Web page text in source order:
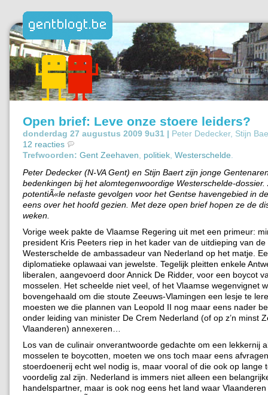
Open brief: Leve onze stoere leiders?
donderdag 27 augustus 2009 9u31 | Peter Dedecker, Stijn
12 reacties
Trefwoorden: Gent Zeehaven politiek Westerschelde
Peter Dedecker (N-VA Gent) en Stijn Baert zijn jonge
bedenkingen bij het alomtegenwoordige Westerschelde-
potentiÃ«le nefaste gevolgen voor het Gentse havengebied in
eens over het hoofd gezien. Met deze open brief hopen ze de
weken.
Vorige week pakte de Vlaamse Regering uit met een primeur:
president Kris Peeters riep in het kader van de uitdieping van de
Westerschelde de ambassadeur van Nederland op het matje.
diplomatieke oplawaai van jewelste. Tegelijk pleitten enkele
liberalen, aangevoerd door Annick De Ridder, voor een boycot
mosselen. Het scheelde niet veel, of het Vlaamse wegenvignet
bovengehaald om die stoute Zeeuws-Vlamingen een lesje te
moesten we die plannen van Leopold II nog maar eens nader
onder leiding van minister De Crem Nederland (of op z’n minst
Vlaanderen) annexeren…
Los van de culinair onverantwoorde gedachte om een lekkernij
mosselen te boycotten, moeten we ons toch maar eens
stoerdoenerij echt wel nodig is, maar vooral of die ook op lange
voordelig zal zijn. Nederland is immers niet alleen een
handelspartner, maar is ook nog eens het land waar